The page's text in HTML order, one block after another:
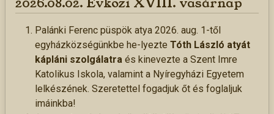
Palánki Ferenc püspök atya 2026. aug. 1-től
egyházközségünkbe he-lyezte Tóth László atyát
kápláni szolgálatra és kinevezte a Szent Imre
Katolikus Iskola, valamint a Nyíregyházi Egyetem
lelkészének. Szeretettel fogadjuk őt és foglaljuk
imáinkba!